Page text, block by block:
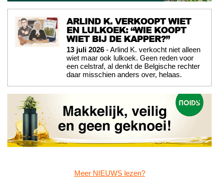
ARLIND K. VERKOOPT WIET
EN LULKOEK: “WIE KOOPT
WIET BIJ DE KAPPER?”
13 juli 2026 - Arlind K. verkocht niet alleen
wiet maar ook lulkoek. Geen reden voor
een celstraf, al denkt de Belgische rechter
daar misschien anders over, helaas.
Meer NIEUWS lezen?